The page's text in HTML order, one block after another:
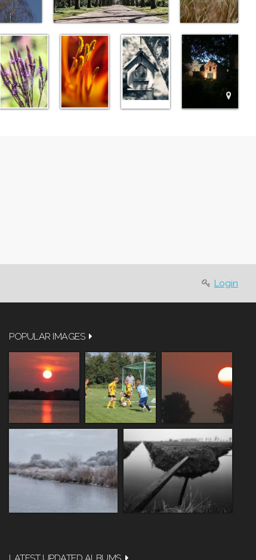
Login
POPULAR IMAGES